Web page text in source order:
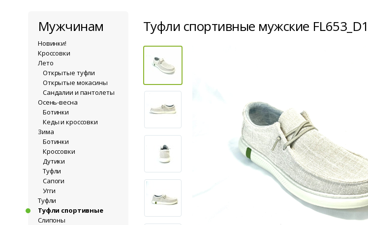
Мужчинам
Новинки!
Кроссовки
Лето
Открытые туфли
Открытые мокасины
Сандалии и пантолеты
Осень-весна
Ботинки
Кеды и кроссовки
Зима
Ботинки
Кроссовки
Дутики
Туфли
Сапоги
Угги
Туфли
Туфли спортивные
Слипоны
Туфли спортивные мужские